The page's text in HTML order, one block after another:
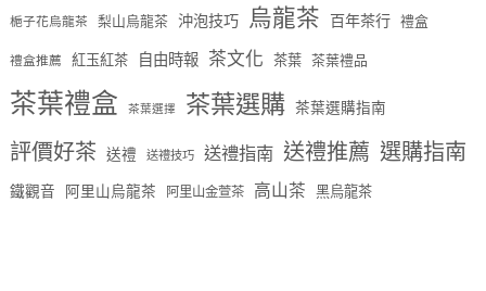
梔子花烏龍茶 梨山烏龍茶 沖泡技巧 烏龍茶 百年茶行 禮盒
禮盒推薦 紅玉紅茶 自由時報 茶文化 茶葉 茶葉禮品
茶葉禮盒 茶葉選擇 茶葉選購 茶葉選購指南
評價好茶 送禮 送禮技巧 送禮指南 送禮推薦 選購指南
鐵觀音 阿里山烏龍茶 阿里山金萱茶 高山茶 黑烏龍茶